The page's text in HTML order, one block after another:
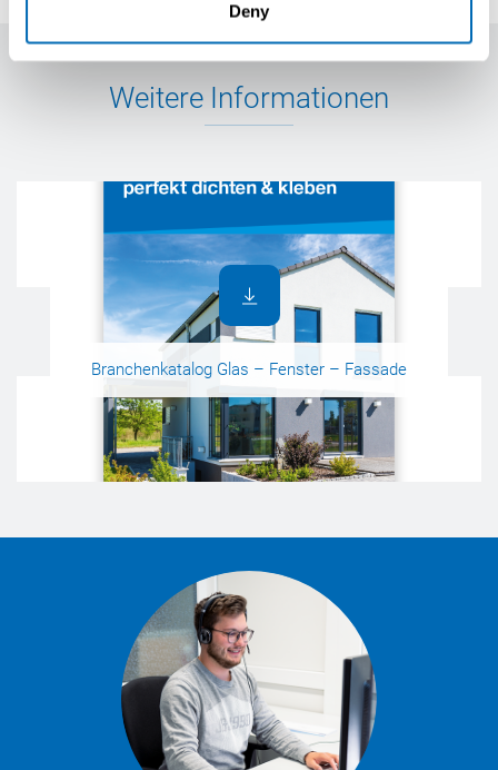
Deny
Weitere Informationen
Branchenkatalog Glas – Fenster – Fassade